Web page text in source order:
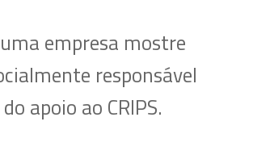
empresa mostre
responsável
apoio ao CRIPS.